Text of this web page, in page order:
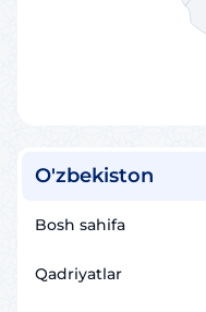
O'zbekiston
Bosh sahifa
Qadriyatlar